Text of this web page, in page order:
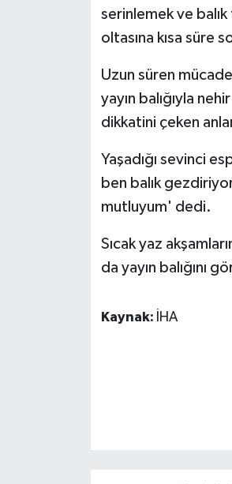
serinlemek ve balık
oltasına kısa süre
Uzun süren
yayın balığıyla
dikkatini çeken
Yaşadığı sevinci
ben balık
mutluyum' dedi.
Sıcak yaz
da yayın balığını
Kaynak: İHA
MAGAZİN
POLİTİKA